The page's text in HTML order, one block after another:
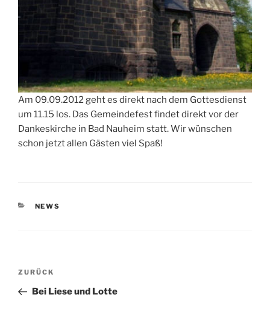
Am 09.09.2012 geht es direkt nach dem Gottesdienst
um 11.15 los. Das Gemeindefest findet direkt vor der
Dankeskirche in Bad Nauheim statt. Wir wünschen
schon jetzt allen Gästen viel Spaß!
KATEGORIEN
NEWS
Beitragsnavigation
Vorheriger
Beitrag
ZURÜCK
Bei Liese und Lotte